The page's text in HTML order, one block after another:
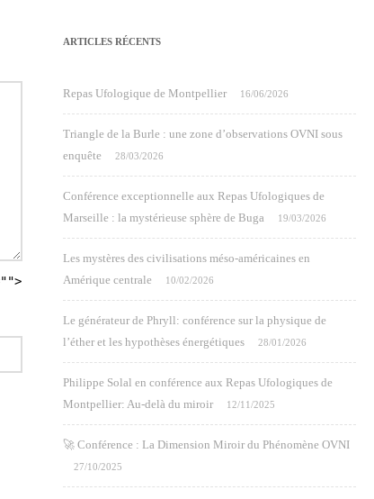
ARTICLES RÉCENTS
Repas Ufologique de Montpellier 16/06/2026
Triangle de la Burle : une zone d’observations OVNI sous
enquête
28/03/2026
Conférence exceptionnelle aux Repas Ufologiques de
Marseille : la mystérieuse sphère de Buga
19/03/2026
Les mystères des civilisations méso-américaines en
Amérique centrale
10/02/2026
Le générateur de Phryll: conférence sur la physique de
l’éther et les hypothèses énergétiques
28/01/2026
Philippe Solal en conférence aux Repas Ufologiques de
Montpellier: Au-delà du miroir
12/11/2025
🚀 Conférence : La Dimension Miroir du Phénomène OVNI
27/10/2025